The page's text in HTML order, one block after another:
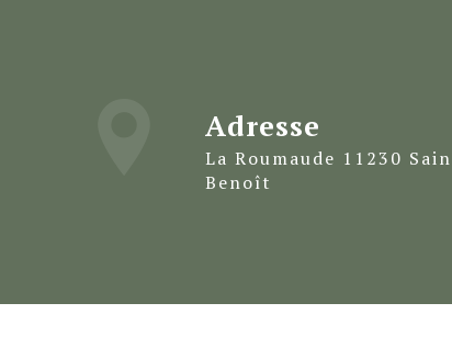
Adresse
La Roumaude 11230 Saint-
Benoît